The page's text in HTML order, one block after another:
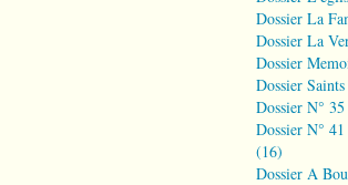
Dossier La
Dossier La
Dossier
Dossier
Dossier N°
Dossier N°
(16)
Dossier A